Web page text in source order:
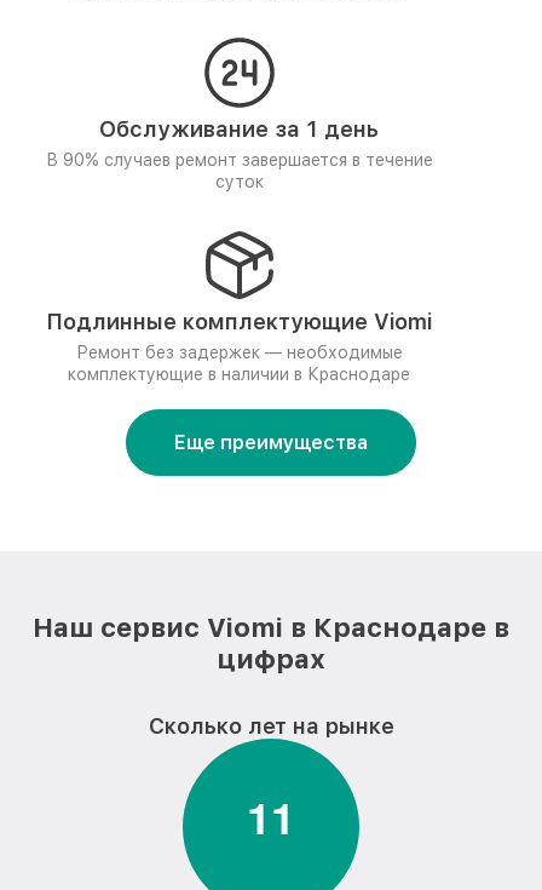
Обслуживание за 1 день
В 90% случаев ремонт завершается в течение
суток
Подлинные комплектующие Viomi
Ремонт без задержек — необходимые
комплектующие в наличии в Краснодаре
Еще преимущества
Наш сервис Viomi в Краснодаре в
цифрах
Сколько лет на рынке
11